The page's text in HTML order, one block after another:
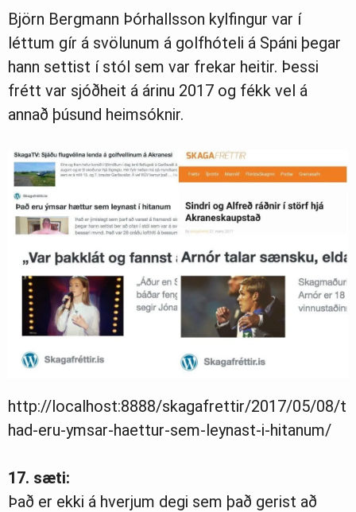
Björn Bergmann Þórhallsson kylfingur var í
léttum gír á svölunum á golfhóteli á Spáni þegar
hann settist í stól sem var frekar heitir. Þessi
frétt var sjóðheit á árinu 2017 og fékk vel á
annað þúsund heimsóknir.
http://localhost:8888/skagafrettir/2017/05/08/t
had-eru-ymsar-haettur-sem-leynast-i-hitanum/
17. sæti:
Það er ekki á hverjum degi sem það gerist að